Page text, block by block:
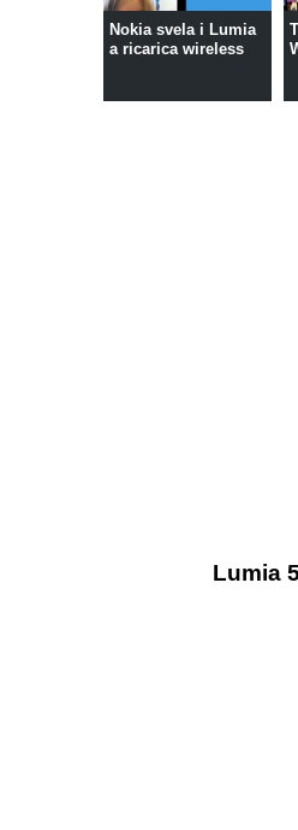
Nokia svela i Lumia
a ricarica wireless
Lumia